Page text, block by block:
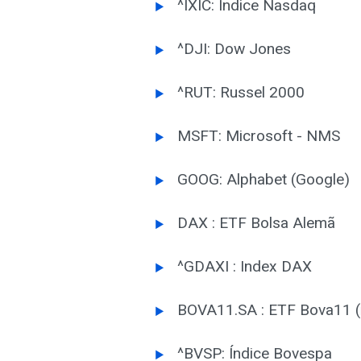
^IXIC: Índice Nasdaq
^DJI: Dow Jones
^RUT: Russel 2000
MSFT: Microsoft - NMS
GOOG: Alphabet (Google)
DAX : ETF Bolsa Alemã
^GDAXI : Index DAX
BOVA11.SA : ETF Bova11
^BVSP: Índice Bovespa